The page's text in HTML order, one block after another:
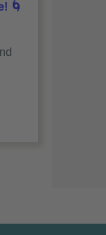
🌀